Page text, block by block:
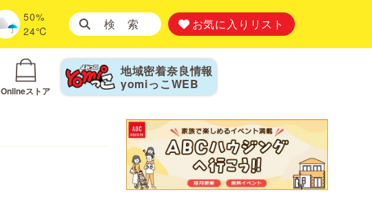
50%
24℃
検 索 お気に入りリスト
Onlineストア
地域密着奈良情報
yomiっこ WEB